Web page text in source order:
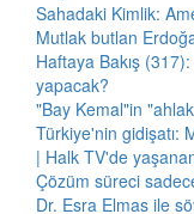
Sahadaki Kimlik:
Mutlak butlan
Haftaya Bakış
yapacak?
"Bay Kemal"in
Türkiye'nin gidişatı:
| Halk TV'de
Çözüm süreci
Dr. Esra Elmas ile